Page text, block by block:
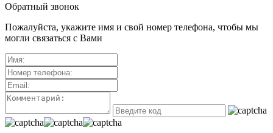
Обратный звонок
Пожалуйста, укажите имя и свой номер телефона, чтобы мы
могли связаться с Вами